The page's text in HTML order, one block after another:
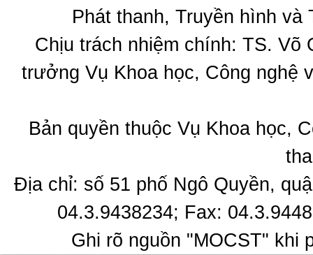
Phát thanh, Truyền hình
Chịu trách nhiệm chính: TS.
trưởng Vụ Khoa học, Công nghệ
Bản quyền thuộc Vụ Khoa học,
Địa chỉ: số 51 phố Ngô Quyền,
04.3.9438234; Fax:
Ghi rõ nguồn "MOCST" khi